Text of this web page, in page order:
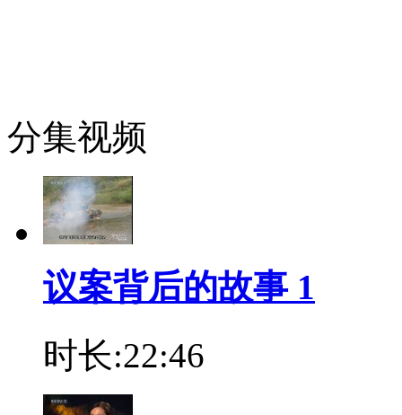
分集视频
议案背后的故事 1
时长:22:46